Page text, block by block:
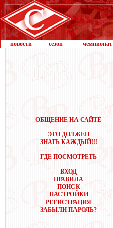
новости сезон чемпионат
ОБЩЕНИЕ НА САЙТЕ
ЭТО ДОЛЖЕН
ЗНАТЬ КАЖДЫЙ!!!
ГДЕ ПОСМОТРЕТЬ
ВХОД
ПРАВИЛА
ПОИСК
НАСТРОЙКИ
РЕГИСТРАЦИЯ
ЗАБЫЛИ ПАРОЛЬ?